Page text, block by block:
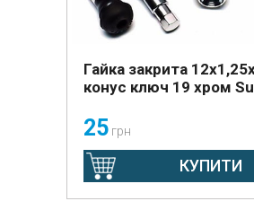
Гайка закрита
конус ключ 19 хром
25 грн
КУПИТИ